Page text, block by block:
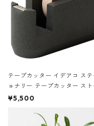
テープカッター イデアコ ステ
ョナリー テープカッター スト
サンドカラー 石調 ideaco
¥5,500